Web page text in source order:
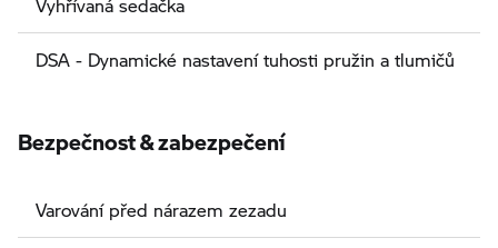
Vyhřívaná sedačka
DSA - Dynamické nastavení tuhosti pružin a tlumičů
Bezpečnost & zabezpečení
Varování před nárazem zezadu